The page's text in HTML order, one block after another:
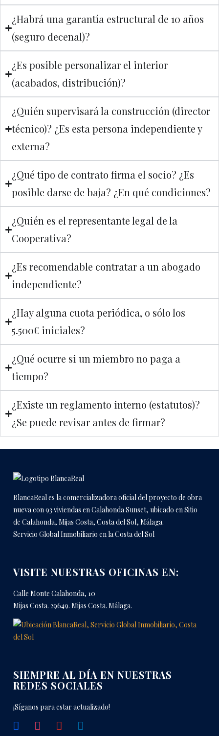
¿Habrá una garantía estructural de 10 años
(seguro decenal)?
¿Es posible personalizar el interior
(acabados, distribución)?
¿Quién supervisará la construcción (director
técnico)? ¿Es esta persona independiente y
externa?
¿Qué tipo de contrato firma el socio? ¿Es
posible darse de baja? ¿En qué condiciones?
¿Quién es el representante legal de la
Cooperativa?
¿Es recomendable contratar a un abogado
independiente?
¿Hay alguna cuota periódica, o sólo los
5.500€ iniciales?
¿Qué ocurre si un miembro no paga a
tiempo?
¿Existe un reglamento interno (estatutos)?
¿Se puede revisar antes de firmar?
BlancaReal es la comercializadora oficial del proyecto de obra
nueva con 93 viviendas en Calahonda Sunset, ubicado en Sitio
de Calahonda, Mijas Costa, Costa del Sol, Málaga.
Servicio Global Inmobiliario en la Costa del Sol
VISITE NUESTRAS OFICINAS EN:
Calle Monte Calahonda, 10
Mijas Costa. 29649. Mijas Costa. Málaga.
SIEMPRE AL DÍA EN NUESTRAS
REDES SOCIALES
¡Síganos para estar actualizado!